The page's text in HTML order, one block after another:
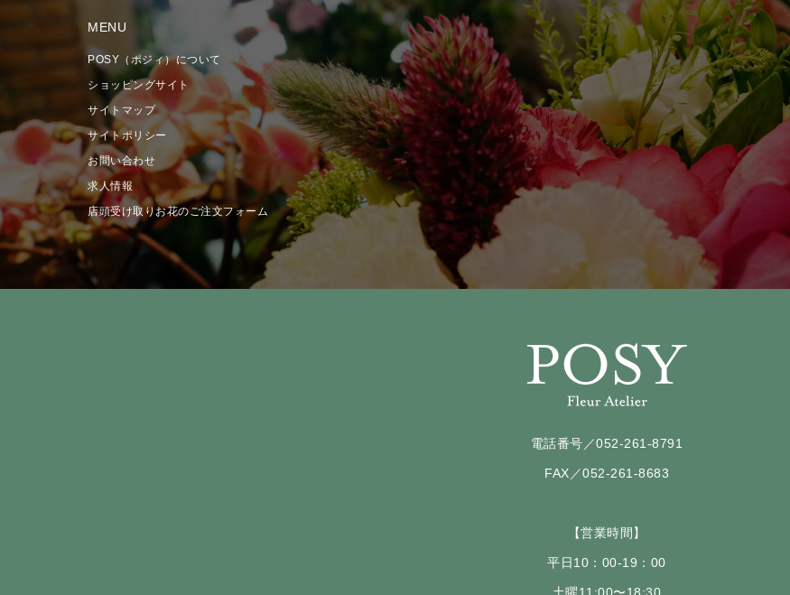
MENU
POSY（ポジィ）について
ショッピングサイト
サイトマップ
サイトポリシー
お問い合わせ
求人情報
店頭受け取りお花のご注文フォーム
電話番号／052-261-8791
FAX／052-261-8683
【営業時間】
平日10：00-19：00